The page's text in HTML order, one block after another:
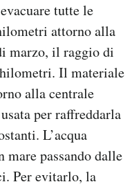
tutte le
attorno alla
marzo, il raggio di
Il materiale
alla centrale
per raffreddarla
L’acqua
passando dalle
Per evitarlo, la